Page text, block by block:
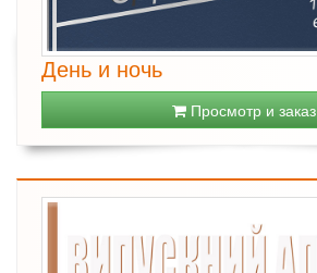
День и ночь
Просмотр и заказ